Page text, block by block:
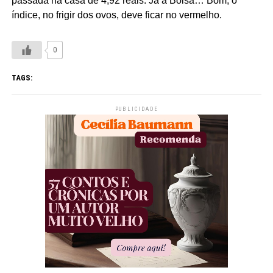
índice, no frigir dos ovos, deve ficar no vermelho.
0
TAGS:
PUBLICIDADE